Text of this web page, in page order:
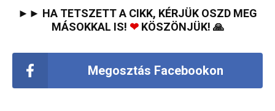
►► HA TETSZETT A CIKK, KÉRJÜK OSZD MEG
MÁSOKKAL IS! ❤KÖSZÖNJÜK! 🙏
Megosztás Facebookon